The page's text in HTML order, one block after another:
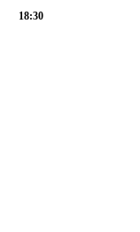
18:30